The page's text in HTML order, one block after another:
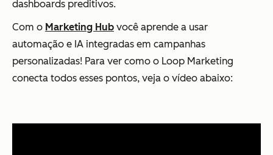
dashboards preditivos.
Com o Marketing Hub você aprende a usar
automação e IA integradas em campanhas
personalizadas! Para ver como o Loop Marketing
conecta todos esses pontos, veja o vídeo abaixo: